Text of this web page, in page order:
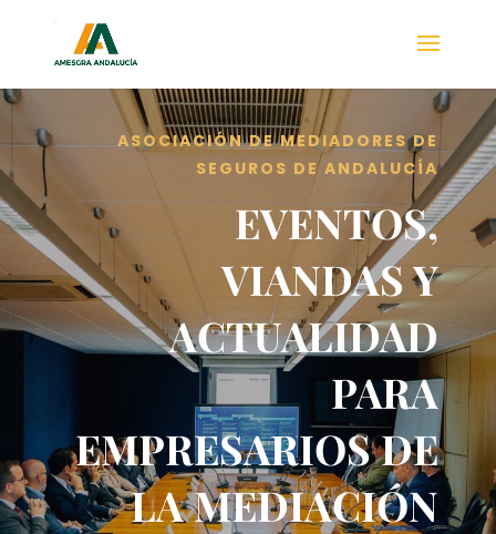
ASOCIACIÓN DE MEDIADORES DE
SEGUROS DE ANDALUCÍA
EVENTOS,
VIANDAS Y
ACTUALIDAD
PARA
EMPRESARIOS DE
LA MEDIACIÓN